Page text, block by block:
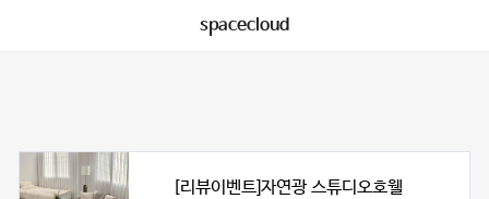
spacecloud
[리뷰이벤트]자연광 스튜디오호웰